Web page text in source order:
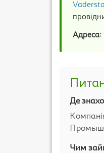
Адреса:
Де
Чим